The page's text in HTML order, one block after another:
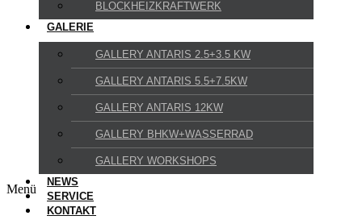
BLOCKHEIZKRAFTWERK
GALERIE
GALLERY ANTARIS 2.5+3.5 KW
GALLERY ANTARIS 5.5+7.5KW
GALLERY ANTARIS 12KW
GALLERY BHKW+WASSERRAD
GALLERY WORKSHOPS
NEWS
SERVICE
KONTAKT
Menü